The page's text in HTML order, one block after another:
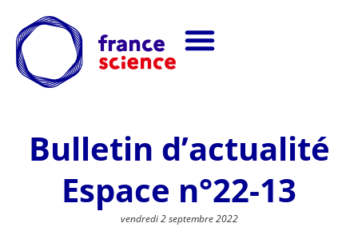
Bulletin d’actualité
Espace n°22-13
vendredi 2 septembre 2022